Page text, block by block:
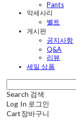
Pants
악세사리
벨트
게시판
공지사항
Q&A
리뷰
세일 상품
Search 검색
Log In 로그인
Cart장바구니